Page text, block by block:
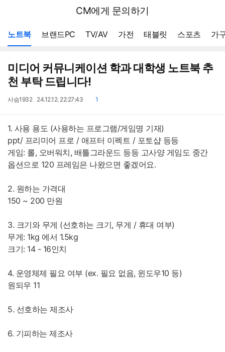
다나와
CM에게 문의하기
노트북 브랜드PC TV/AV 가전 태블릿 스포츠 가
미디어 커뮤니케이션 학과 대학생 노트북 추
천 부탁 드립니다!
작
사슴1932
작
24.12.12. 22:27:43
댓1
1. 사용 용도 (사용하는 프로그램/게임명 기재)
ppt/ 프리미어 프로 / 애프터 이펙트 / 포토샵 등등
게임: 롤, 오버워치, 배틀그라운드 등등 고사양 게임도 중간
옵션으로 120 프레임은 나왔으면 좋겠어요.
2. 원하는 가격대
150 ~ 200 만원
3. 크기와 무게 (선호하는 크기, 무게 / 휴대 여부)
무게: 1kg 에서 1.5kg
크기: 14 - 16인치
4. 운영체제 필요 여부 (ex. 필요 없음, 윈도우10 등)
원되우 11
5. 선호하는 제조사
6. 기피하는 제조사